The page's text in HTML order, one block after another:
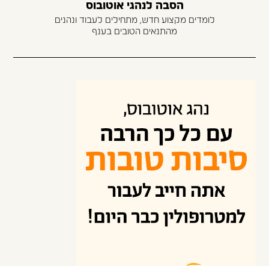
הסבה לנהגי אוטובוס
לומדים מקצוע חדש, מתחילים לעבוד ונהנים
מהתנאים הטובים בענף